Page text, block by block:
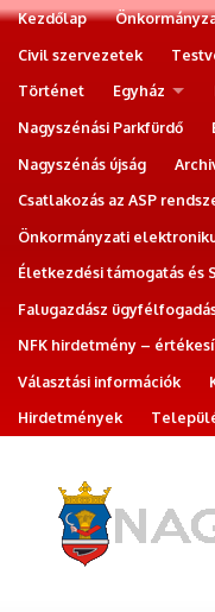
Kezdőlap
Civil szervezetek
Történet
Egyház
Nagyszénási Parkfürdő
Nagyszénás újság
Csatlakozás az ASP
Önkormányzati
Életkezdési támogatás és
Falugazdász
NFK hirdetmény –
Választási információk
Hirdetmények